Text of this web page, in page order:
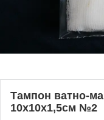
Тампон ватно-
10х10х1,5см №2